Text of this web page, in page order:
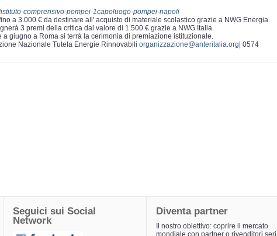
comprensivo-pompei-1capoluogo-pompei-napoli
a 3.000 € da destinare all' acquisto di materiale scolastico grazie a NWG Energia.
3 premi della critica dal valore di 1.500 € grazie a NWG Italia.
a giugno a Roma si terrà la cerimonia di premiazione istituzionale.
Nazionale Tutela Energie Rinnovabili organizzazione@anteritalia.org | 0574
Seguici sui Social
Network
Diventa partner
Il nostro obiettivo: coprire il mercato
mondiale con partner o rivenditori seri